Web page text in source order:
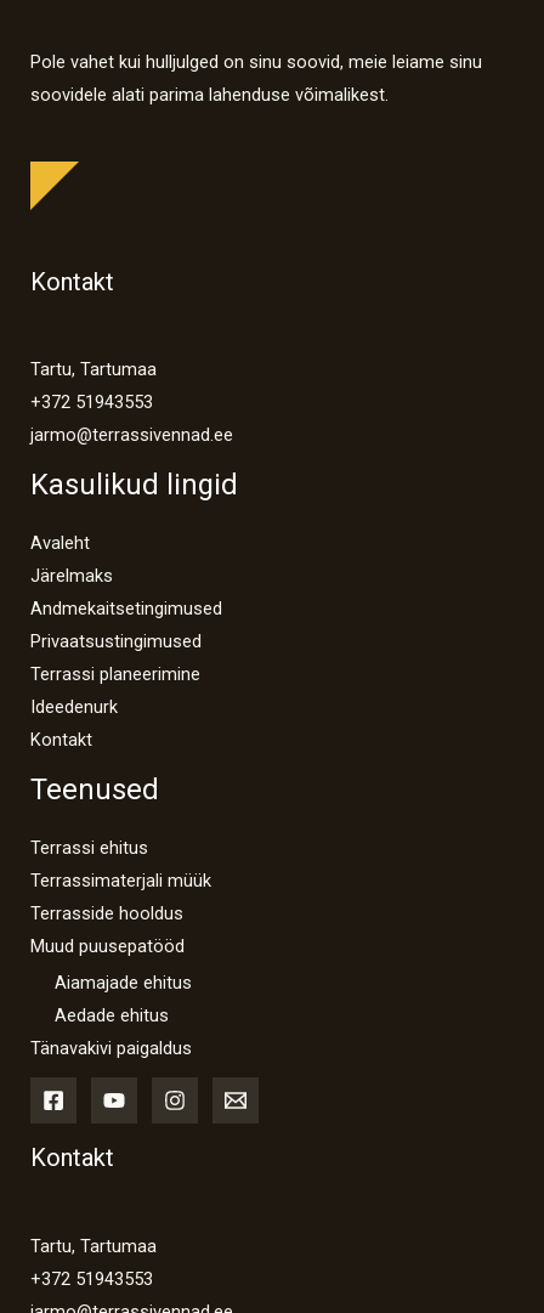
Pole vahet kui hulljulged on sinu soovid, meie leiame sinu
soovidele alati parima lahenduse võimalikest.
Kontakt
Tartu, Tartumaa
+372 51943553
jarmo@terrassivennad.ee
Kasulikud lingid
Avaleht
Järelmaks
Andmekaitsetingimused
Privaatsustingimused
Terrassi planeerimine
Ideedenurk
Kontakt
Teenused
Terrassi ehitus
Terrassimaterjali müük
Terrasside hooldus
Muud puusepatööd
Aiamajade ehitus
Aedade ehitus
Tänavakivi paigaldus
Kontakt
Tartu, Tartumaa
+372 51943553